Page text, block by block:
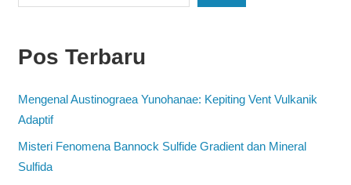
Pos Terbaru
Mengenal Austinograea Yunohanae: Kepiting Vent Vulkanik
Adaptif
Misteri Fenomena Bannock Sulfide Gradient dan Mineral
Sulfida